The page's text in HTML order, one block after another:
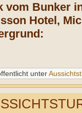
vom Bunker
Hotel,
unter